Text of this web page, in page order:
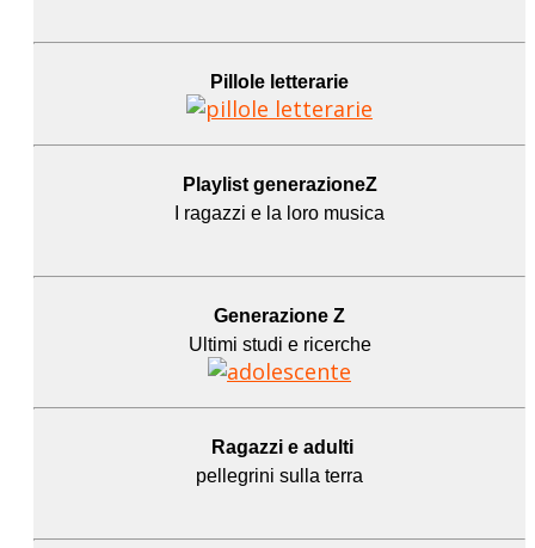
Pillole letterarie
Playlist generazioneZ
I ragazzi e la loro musica
Generazione Z
Ultimi studi e ricerche
Ragazzi e adulti
pellegrini sulla terra